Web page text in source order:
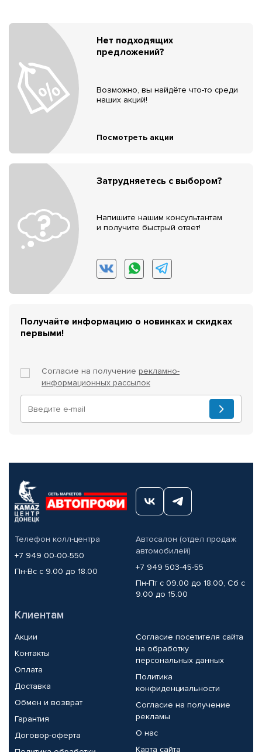
Нет подходящих
предложений?
Возможно, вы найдёте что-то среди
наших акций!
Посмотреть акции
Затрудняетесь с выбором?
Напишите нашим консультантам
и получите быстрый ответ!
Получайте информацию о новинках и скидках
первыми!
Согласие на получение рекламно-
информационных рассылок
Телефон колл-центра
+7 949 00-00-550
Пн-Вс с 9.00 до 18.00
Автосалон (отдел продаж
автомобилей)
+7 949 503-45-55
Пн-Пт с 09.00 до 18.00, Сб с
9.00 до 15.00
Клиентам
Акции
Контакты
Оплата
Доставка
Обмен и возврат
Гарантия
Договор-оферта
Согласие посетителя сайта
на обработку
персональных данных
Политика
конфиденциальности
Согласие на получение
рекламы
О нас
Карта сайта